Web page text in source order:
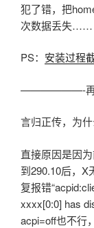
犯了错，把
次数据丢失……
PS： 安装过程
——————-
言归正传，为
直接原因是因
到290.10后，X
复报错
xxxx[0:0] has
acpi=off也不行